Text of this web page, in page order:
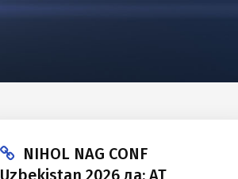
NIHOL NAG CONF
Uzbekistan 2026 да: АТ